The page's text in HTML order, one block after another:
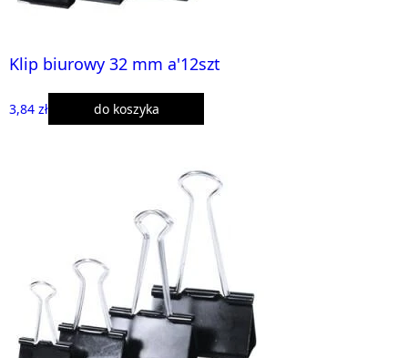
Klip biurowy 32 mm a'12szt
3,84 zł do koszyka